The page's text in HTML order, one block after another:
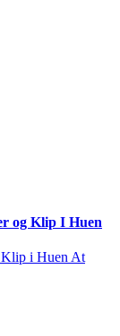
og Klip I Huen
Klip i Huen At